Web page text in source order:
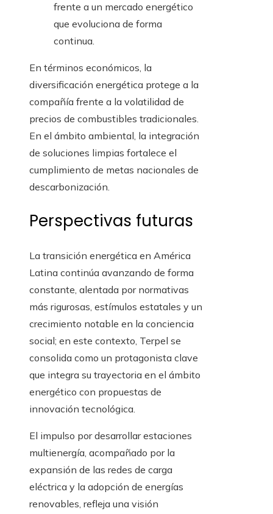
frente a un mercado energético
que evoluciona de forma
continua.
En términos económicos, la
diversificación energética protege a la
compañía frente a la volatilidad de
precios de combustibles tradicionales.
En el ámbito ambiental, la integración
de soluciones limpias fortalece el
cumplimiento de metas nacionales de
descarbonización.
Perspectivas futuras
La transición energética en América
Latina continúa avanzando de forma
constante, alentada por normativas
más rigurosas, estímulos estatales y un
crecimiento notable en la conciencia
social; en este contexto, Terpel se
consolida como un protagonista clave
que integra su trayectoria en el ámbito
energético con propuestas de
innovación tecnológica.
El impulso por desarrollar estaciones
multienergía, acompañado por la
expansión de las redes de carga
eléctrica y la adopción de energías
renovables, refleja una visión